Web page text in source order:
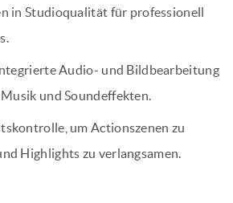
in Studioqualität für professionell
Audio- und Bildbearbeitung
und Soundeffekten.
um Actionszenen zu
Highlights zu verlangsamen.